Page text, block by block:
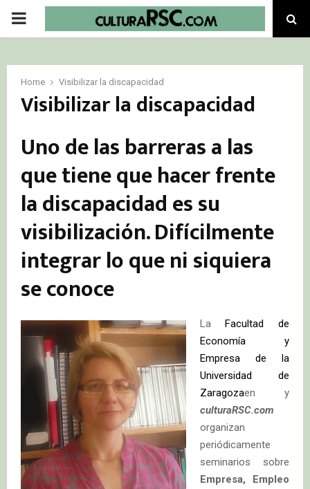
PRIMARY
Home Visibilizar la discapacidad
Visibilizar la discapacidad
Uno de las barreras a las
que tiene que hacer frente
la discapacidad es su
visibilización. Difícilmente
integrar lo que ni siquiera
se conoce
LaFacultad de
Economía y
Empresa de la
Universidad de
Zaragozaen y
culturaRSC.com
organizan
periódicamente
seminarios sobre
Empresa, Empleo